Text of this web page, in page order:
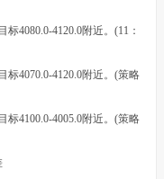
4080.0-4120.0附近。(11：
标4070.0-4120.0附近。(策略
标4100.0-4005.0附近。(策略